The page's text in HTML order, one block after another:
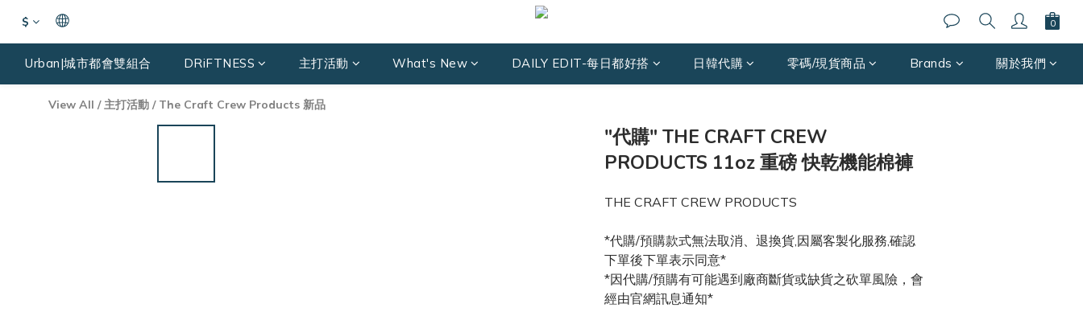
$
Urban|城市都會雙組合 DRiFTNESS 主打活動 What's New DAILY EDIT-每日都好搭 日韓代購 零碼/現貨商品 Brands 關於我們
View All /主打活動 / The Craft Crew Products 新品
"代購" THE CRAFT CREW
PRODUCTS 11oz 重磅 快乾機能棉褲
THE CRAFT CREW PRODUCTS
*代購/預購款式無法取消、退換貨,因屬客製化服務,確認
下單後下單表示同意*
*因代購/預購有可能遇到廠商斷貨或缺貨之砍單風險，會
經由官網訊息通知*